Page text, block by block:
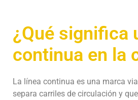
¿Qué significa
continua en la
La línea continua es una marca
separa carriles de circulación y